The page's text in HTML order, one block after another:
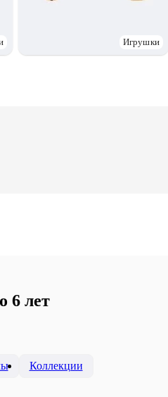
Игрушки
6 лет
Коллекции